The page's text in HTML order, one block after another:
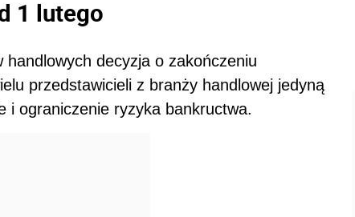
1 lutego
handlowych decyzja o zakończeniu
przedstawicieli z branży handlowej jedyną
i ograniczenie ryzyka bankructwa.